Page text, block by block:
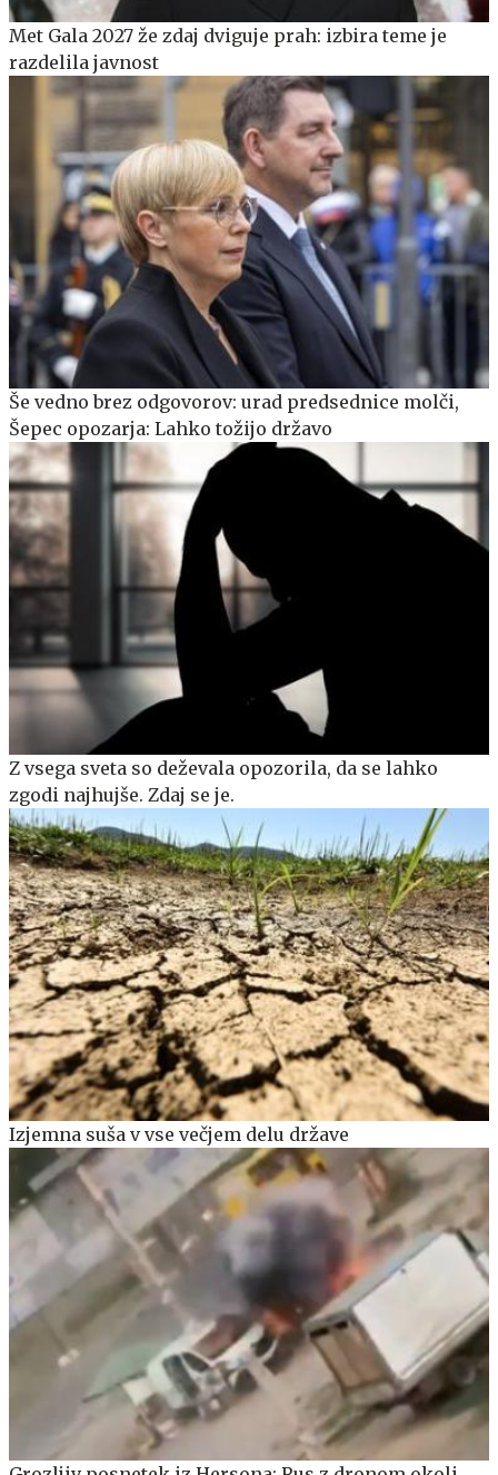
Met Gala 2027 že zdaj dviguje prah: izbira teme je
razdelila javnost
Še vedno brez odgovorov: urad predsednice molči,
Šepec opozarja: Lahko tožijo državo
Z vsega sveta so deževala opozorila, da se lahko
zgodi najhujše. Zdaj se je.
Izjemna suša v vse večjem delu države